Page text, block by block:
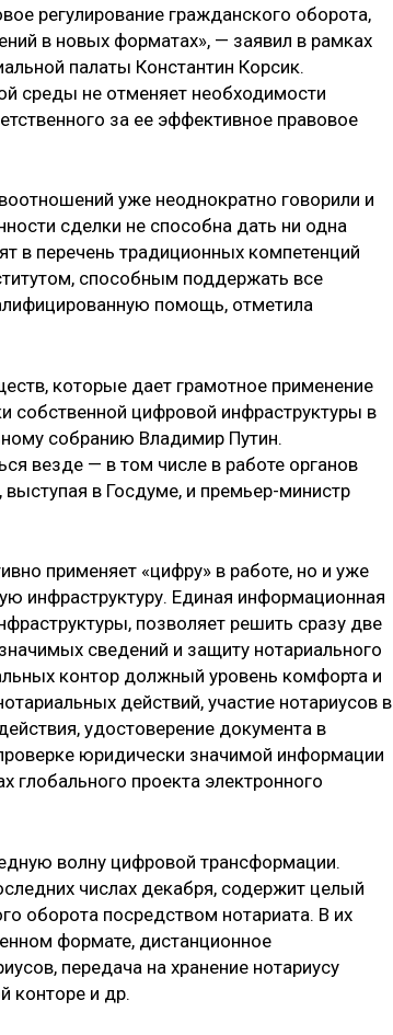
регулирование гражданского оборота,
в новых форматах», — заявил в рамках
палаты Константин Корсик.
среды не отменяет необходимости
за ее эффективное правовое
уже неоднократно говорили и
сделки не способна дать ни одна
в перечень традиционных компетенций
способным поддержать все
помощь, отметила
которые дает грамотное применение
собственной цифровой инфраструктуры в
собранию Владимир Путин.
везде — в том числе в работе органов
выступая в Госдуме, и премьер-министр
применяет «цифру» в работе, но и уже
инфраструктуру. Единая информационная
позволяет решить сразу две
сведений и защиту нотариального
контор должный уровень комфорта и
действий, участие нотариусов в
удостоверение документа в
юридически значимой информации
глобального проекта электронного
волну цифровой трансформации.
числах декабря, содержит целый
оборота посредством нотариата. В их
формате, дистанционное
передача на хранение нотариусу
конторе и др.